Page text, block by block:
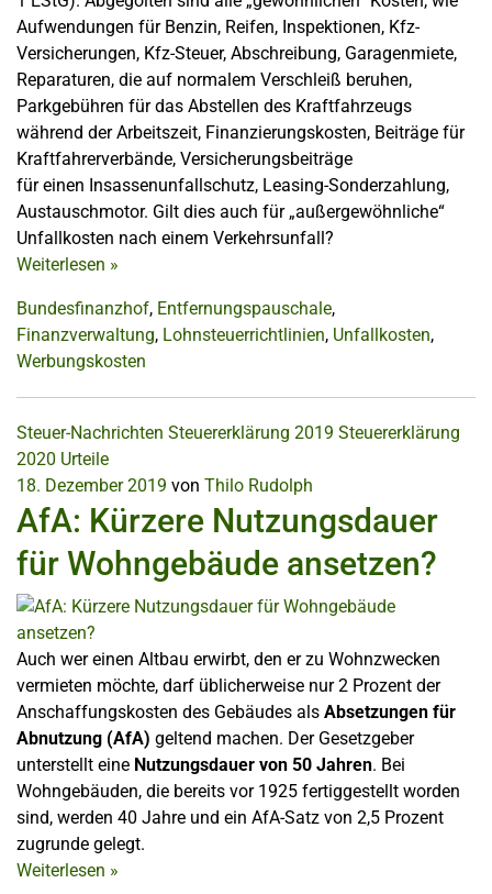
Aufwendungen für Benzin, Reifen, Inspektionen, Kfz-
Versicherungen, Kfz-Steuer, Abschreibung, Garagenmiete,
Reparaturen, die auf normalem Verschleiß beruhen,
Parkgebühren für das Abstellen des Kraftfahrzeugs
während der Arbeitszeit, Finanzierungskosten, Beiträge für
Kraftfahrerverbände, Versicherungsbeiträge
für einen Insassenunfallschutz, Leasing-Sonderzahlung,
Austauschmotor. Gilt dies auch für „außergewöhnliche“
Unfallkosten nach einem Verkehrsunfall?
Weiterlesen »
Bundesfinanzhof, Entfernungspauschale,
Finanzverwaltung, Lohnsteuerrichtlinien, Unfallkosten,
Werbungskosten
Steuer-Nachrichten Steuererklärung 2019 Steuererklärung
2020 Urteile
18. Dezember 2019 von Thilo Rudolph
AfA: Kürzere Nutzungsdauer
für Wohngebäude ansetzen?
Auch wer einen Altbau erwirbt, den er zu Wohnzwecken
vermieten möchte, darf üblicherweise nur 2 Prozent der
Anschaffungskosten des Gebäudes als Absetzungen für
Abnutzung (AfA) geltend machen. Der Gesetzgeber
unterstellt eine Nutzungsdauer von 50 Jahren. Bei
Wohngebäuden, die bereits vor 1925 fertiggestellt worden
sind, werden 40 Jahre und ein AfA-Satz von 2,5 Prozent
zugrunde gelegt.
Weiterlesen »